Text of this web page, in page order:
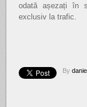
odată așezați în
exclusiv la trafic.
By